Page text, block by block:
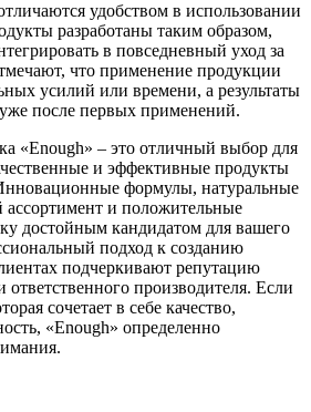
удобством в использовании
разработаны таким образом,
в повседневный уход за
что применение продукции
усилий или времени, а результаты
после первых применений.
«Enough» – это отличный выбор для
и эффективные продукты
формулы, натуральные
и положительные
достойным кандидатом для вашего
подход к созданию
подчеркивают репутацию
ответственного производителя. Если
сочетает в себе качество,
«Enough» определенно